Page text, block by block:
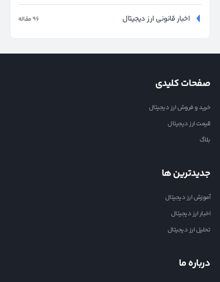
96 مقاله اخبار قانونی ارز دیجیتال
صفحات کلیدی
خرید و فروش ارز دیجیتال
قیمت ارز دیجیتال
بلاگ
جدیدترین ها
آموزش ارز دیجیتال
اخبار ارز دیجیتال
تحلیل ارز دیجیتال
درباره ما